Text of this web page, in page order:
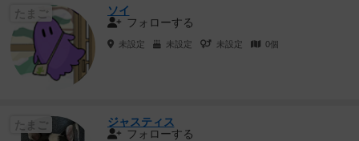
たまご
ソイ
フォローする
未設定 未設定 未設定 0個
たまご
ジャスティス
フォローする